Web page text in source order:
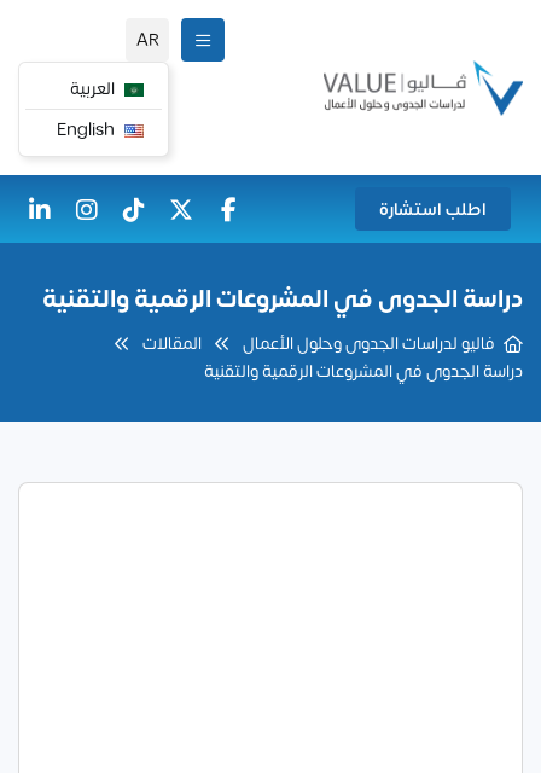
AR
العربية
اطلب استشارة
دراسة الجدوى في المشروعات الرقمية والتقنية
فاليو لدراسات الجدوى وحلول الأعمال
المقالات
دراسة الجدوى في المشروعات الرقمية والتقنية